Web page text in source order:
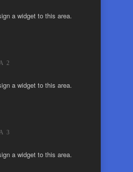
a widget to this area.
2
a widget to this area.
3
a widget to this area.